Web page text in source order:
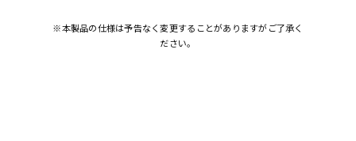
※本製品の仕様は予告なく変更することがありますがご了承く
ださい。